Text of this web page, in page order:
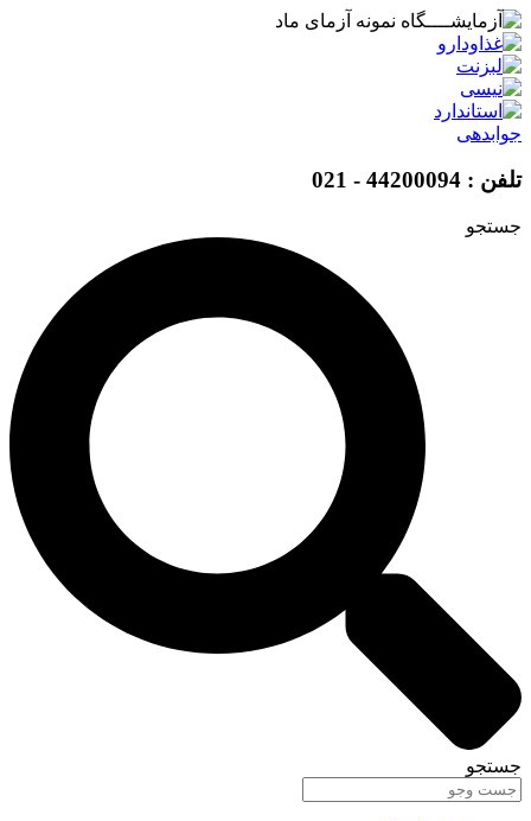
پرش
به
محتوا
جوابدهی
تلفن : 44200094 - 021
جستجو
جستجو